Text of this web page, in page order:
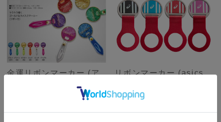
金運リボンマーカー (ア
グラウンド・ゴルフマー
リボンマーカー (asics
グラウンド・ゴルフマー